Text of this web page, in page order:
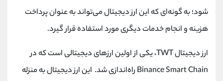
شود؛ به گونه‌ای که این ارز دیجیتال می‌تواند به عنوان پرداخت
هزینه و انجام خدمات دیگری مورد استفاده قرار گیرد.
ارز دیجیتال TWT، یکی از اولین ارزهای دیجیتالی است که در
Binance Smart Chain راه‌اندازی شد. این ارز دیجیتال به منزله